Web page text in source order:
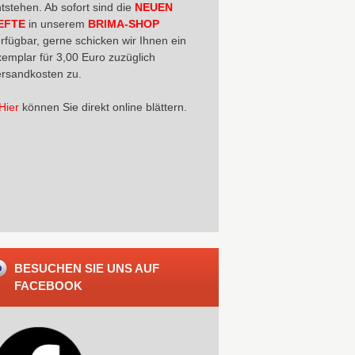
Ab sofort sind die NEUEN
in unserem BRIMA-SHOP
gerne schicken wir Ihnen ein
für 3,00 Euro zuzüglich
zu.
können Sie direkt online blättern.
BESUCHEN SIE UNS AUF
FACEBOOK